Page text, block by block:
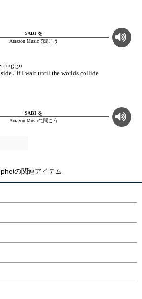
SABI を
Amazon Musicで聞こう
go
/ If I wait until the worlds collide
SABI を
Amazon Musicで聞こう
の関連アイテム